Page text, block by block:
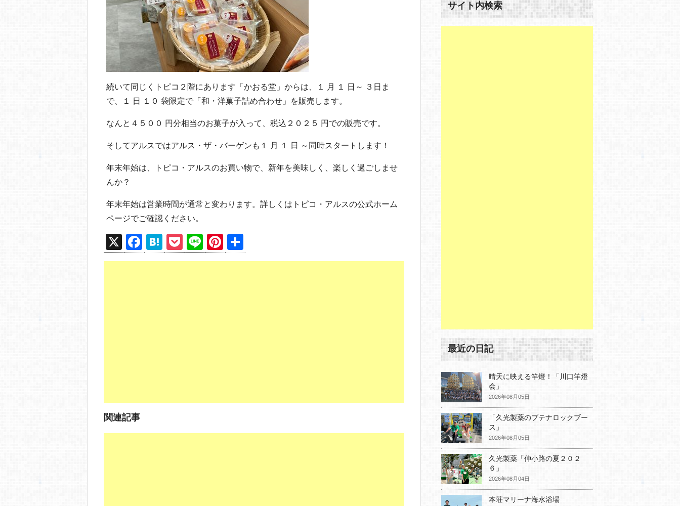
続いて同じくトピコ２階にあります「かおる堂」からは、１ 月 １ 日～ ３日ま
で、１ 日 １０ 袋限定で「和・洋菓子詰め合わせ」を販売します。
なんと４５００ 円分相当のお菓子が入って、税込２０２５ 円での販売です。
そしてアルスではアルス・ザ・バーゲンも１ 月 １ 日 ～同時スタートします！
年末年始は、トピコ・アルスのお買い物で、新年を美味しく、楽しく過ごしませ
んか？
年末年始は営業時間が通常と変わります。詳しくはトピコ・アルスの公式ホーム
ページでご確認ください。
X
F
a
H
at
P
o
Li
n
Pi
nt 有
関連記事
サイト内検索
最近の日記
晴天に映える竿燈！「川口竿燈
会」
2026年08月05日
「久光製薬のブテナロックブー
ス」
2026年08月05日
久光製薬「仲小路の夏２０２
６」
2026年08月04日
本荘マリーナ海水浴場